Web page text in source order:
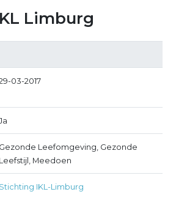
Limburg
03-2017
Gezonde Leefomgeving, Gezonde
Leefstijl, Meedoen
Stichting IKL-Limburg